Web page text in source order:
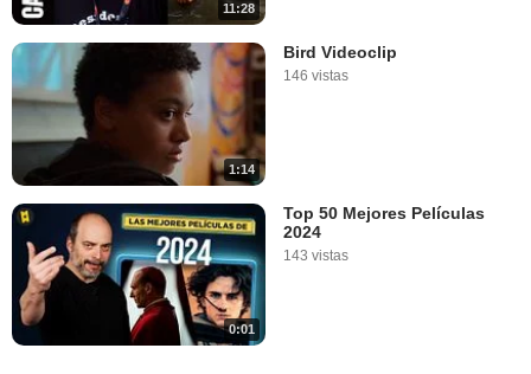
11:28
1:14
Bird Videoclip
146 vistas
0:01
Top 50 Mejores Películas
2024
143 vistas